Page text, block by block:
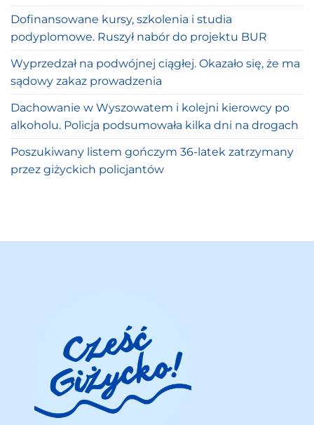
Dofinansowane kursy, szkolenia i studia
podyplomowe. Ruszył nabór do projektu BUR
Wyprzedzał na podwójnej ciągłej. Okazało się, że ma
sądowy zakaz prowadzenia
Dachowanie w Wyszowatem i kolejni kierowcy po
alkoholu. Policja podsumowała kilka dni na drogach
Poszukiwany listem gończym 36-latek zatrzymany
przez giżyckich policjantów